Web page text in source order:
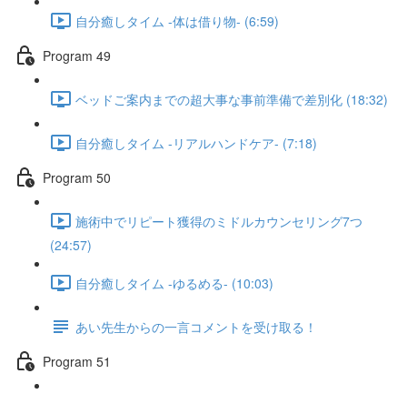
自分癒しタイム -体は借り物- (6:59)
Program 49
ベッドご案内までの超大事な事前準備で差別化 (18:32)
自分癒しタイム -リアルハンドケア- (7:18)
Program 50
施術中でリピート獲得のミドルカウンセリング7つ
(24:57)
自分癒しタイム -ゆるめる- (10:03)
あい先生からの一言コメントを受け取る！
Program 51